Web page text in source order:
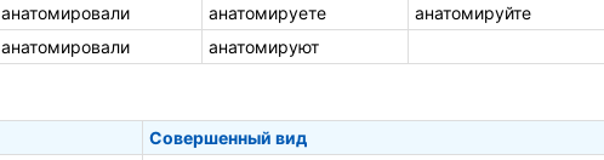
анатомировали анатомируете
анатомируйте
анатомировали анатомируют
Совершенный вид